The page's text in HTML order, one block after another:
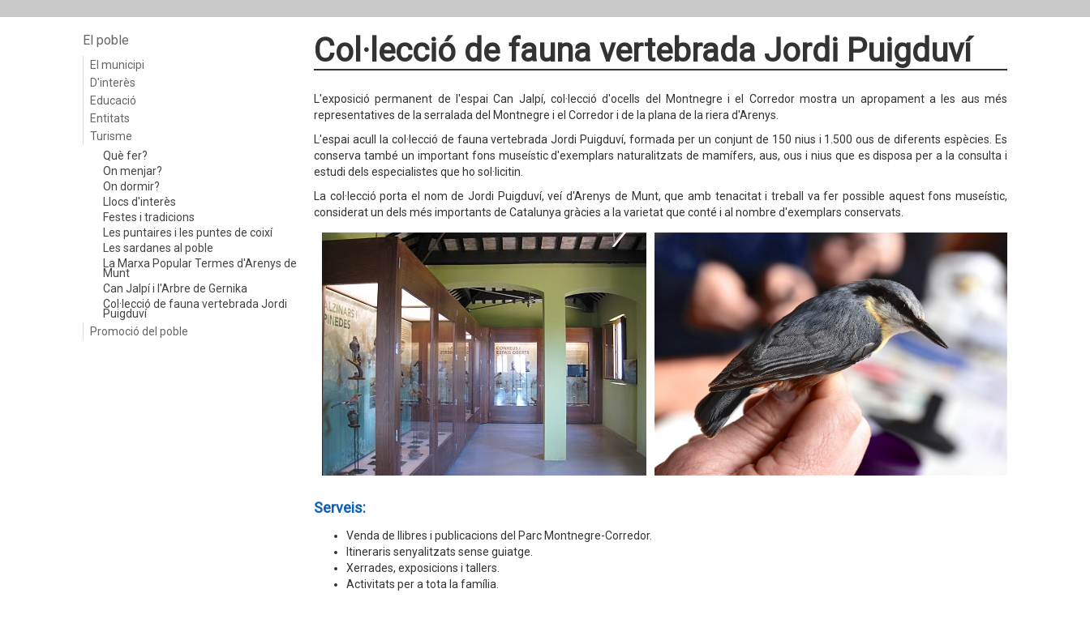
El poble
El municipi
D'interès
Educació
Entitats
Turisme
Què fer?
On menjar?
On dormir?
Llocs d'interès
Festes i tradicions
Les puntaires i les puntes de coixí
Les sardanes al poble
La Marxa Popular Termes d'Arenys de
Munt
Can Jalpí i l'Arbre de Gernika
Col·lecció de fauna vertebrada Jordi
Puigduví
Promoció del poble
Col·lecció de fauna vertebrada Jordi Puigduví
L'exposició permanent de l'espai Can Jalpí, col·lecció d'ocells del Montnegre i el Corredor mostra un apropament a les aus més
representatives de la serralada del Montnegre i el Corredor i de la plana de la riera d'Arenys.
L'espai acull la col·lecció de fauna vertebrada Jordi Puigduví, formada per un conjunt de 150 nius i 1.500 ous de diferents espècies. Es
conserva també un important fons museístic d'exemplars naturalitzats de mamífers, aus, ous i nius que es disposa per a la consulta i
estudi dels especialistes que ho sol·licitin.
La col·lecció porta el nom de Jordi Puigduví, veí d'Arenys de Munt, que amb tenacitat i treball va fer possible aquest fons museístic,
considerat un dels més importants de Catalunya gràcies a la varietat que conté i al nombre d'exemplars conservats.
Serveis:
Venda de llibres i publicacions del Parc Montnegre-Corredor.
Itineraris senyalitzats sense guiatge.
Xerrades, exposicions i tallers.
Activitats per a tota la família.